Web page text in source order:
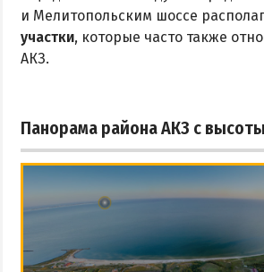
и Мелитопольским шоссе
участки, которые часто также
АКЗ.
Панорама района АКЗ с